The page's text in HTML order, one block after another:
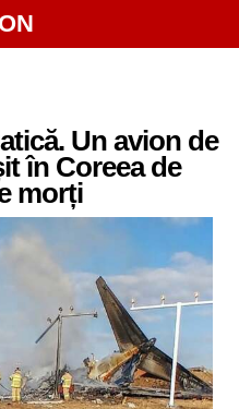
Un avion de
în Coreea de
morți